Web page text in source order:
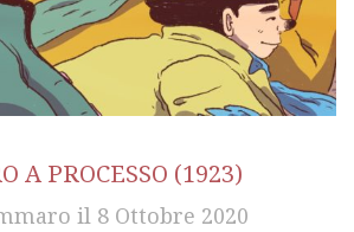
A PROCESSO (1923)
il 8 Ottobre 2020